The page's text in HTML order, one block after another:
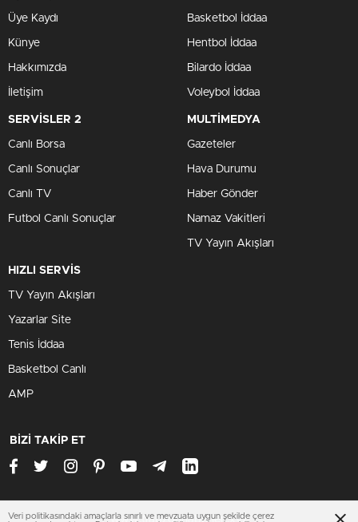
Üye Kaydı
Künye
Hakkımızda
İletişim
Basketbol İddaa
Hentbol İddaa
Bilardo İddaa
Voleybol İddaa
SERVİSLER 2
Canlı Borsa
Canlı Sonuçlar
Canlı TV
Futbol Canlı Sonuçlar
MULTİMEDYA
Gazeteler
Hava Durumu
Haber Gönder
Namaz Vakitleri
TV Yayın Akışları
HIZLI SERVİS
TV Yayın Akışları
Yazarlar Site
Tenis İddaa
Basketbol Canlı
AMP
BİZİ TAKİP ET
www.trabzonhaberleri.xyz
Veri politikasındaki amaçlarla sınırlı ve mevzuata uygun şekilde çerez